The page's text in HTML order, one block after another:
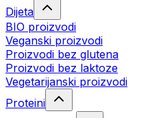
Dijeta
BIO proizvodi
Veganski proizvodi
Proizvodi bez glutena
Proizvodi bez laktoze
Vegetarijanski proizvodi
Proteini